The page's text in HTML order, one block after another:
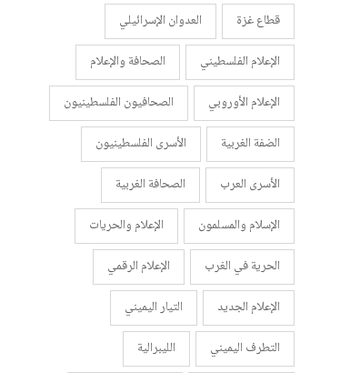
قطاع غزة
العدوان الإسرائيلي
الإعلام الفلسطيني
الصحافة والإعلام
الإعلام الأوروبي
الصحافيون الفلسطينيون
الضفة الغربية
الأسرى الفلسطينيون
الأسرى العرب
الصحافة الغربية
الإسلام والمسلمون
الإعلام والحريات
الحرية في الغرب
الإعلام الرقمي
الإعلام الجديد
التيار اليميني
التطرف اليميني
الليبرالية